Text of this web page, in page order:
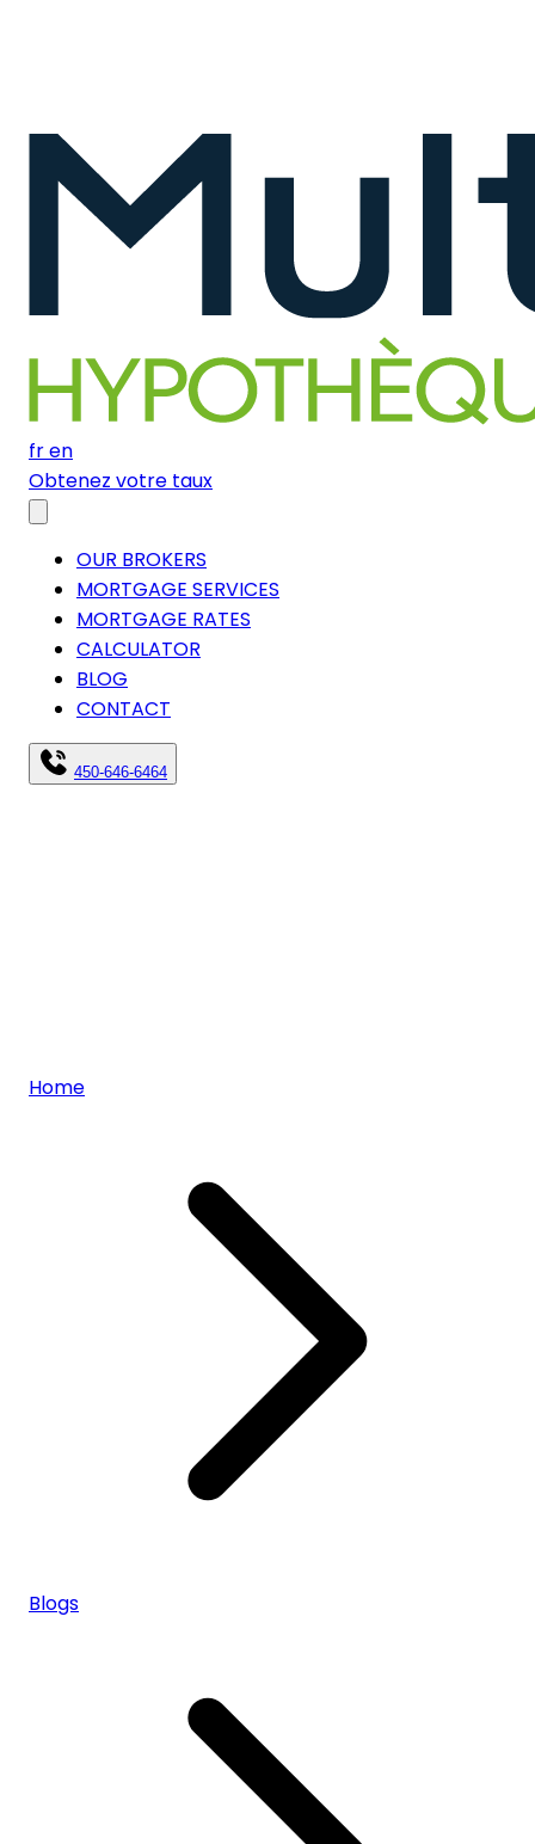
fren
Obtenez votre taux
OUR BROKERS
MORTGAGE SERVICES
MORTGAGE RATES
CALCULATOR
BLOG
CONTACT
450-646-6464
Home
Blogs